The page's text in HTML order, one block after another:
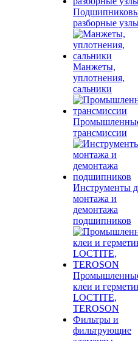
разборные
Манжеты,
уплотнения,
сальники
трансмиссии
Инструменты
монтажа и
демонтажа
подшипников
клеи и
LOCTITE,
TEROSON
Фильтры и
фильтрующие